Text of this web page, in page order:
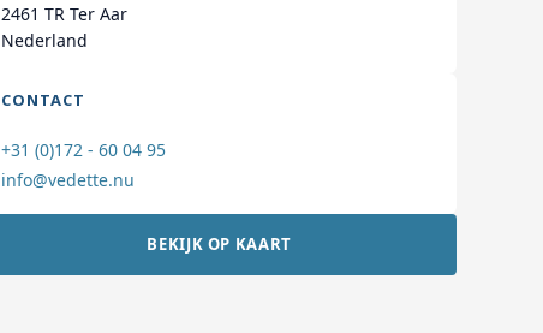
2461 TR Ter Aar
Nederland
CONTACT
+31 (0)172 - 60 04 95
info@vedette.nu
BEKIJK OP KAART